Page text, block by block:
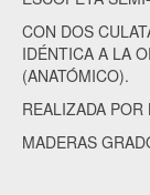
CON DOS
IDÉNTICA A LA
(ANATÓMICO).
REALIZADA POR
MADERAS